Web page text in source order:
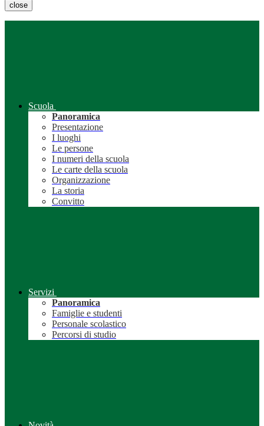
close
Scuola
Panoramica
Presentazione
I luoghi
Le persone
I numeri della scuola
Le carte della scuola
Organizzazione
La storia
Convitto
Servizi
Panoramica
Famiglie e studenti
Personale scolastico
Percorsi di studio